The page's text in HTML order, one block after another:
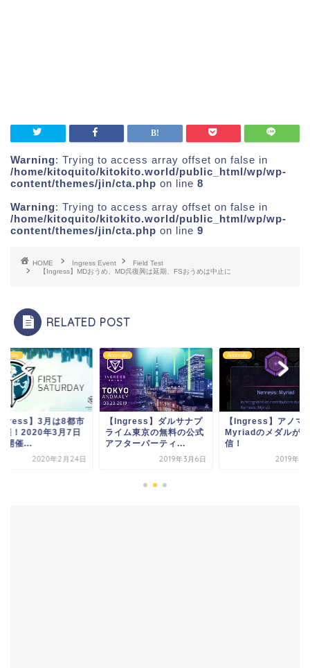
Warning: Trying to access array offset on false in
/home/kitoquito/kitokito.world/public_html/wp/wp-
content/themes/jin/cta.php on line 8
Warning: Trying to access array offset on false in
/home/kitoquito/kitokito.world/public_html/wp/wp-
content/themes/jin/cta.php on line 9
HOME Ingress Event
Field Test
【Ingress】MDおうめ、MD呉復興は延期、FSおうめは中止に
RELATED POST
】3月は8都市
催！2020年3月7日
開催...
2020年2月24日
Anomaly
【Ingress】ダルサナプ
ライム東京の無料の公式
アフターパーティ...
2019年3月6日
Anomaly
【Ingress】アノマ
Myriadのメダルが配
信！
2019年7